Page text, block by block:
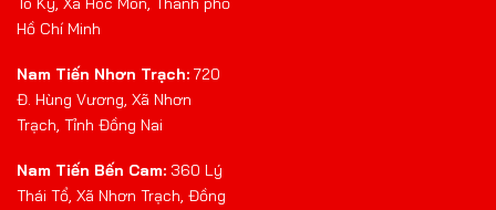
Hồ Chí Minh
Nam Tiến Nhơn Trạch: 720
Đ. Hùng Vương, Xã Nhơn
Trạch, Tỉnh Đồng Nai
Nam Tiến Bến Cam: 360 Lý
Thái Tổ, Xã Nhơn Trạch, Đồng